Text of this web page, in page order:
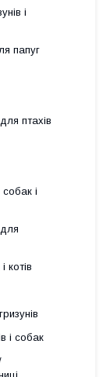
і
папуг
птахів
і
котів
і собак